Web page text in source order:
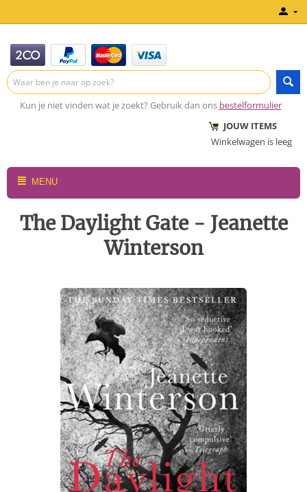
Kun je niet vinden wat je zoekt? Gebruik dan ons bestelformulier
JOUW ITEMS
Winkelwagen is leeg
MENU
The Daylight Gate - Jeanette
Winterson